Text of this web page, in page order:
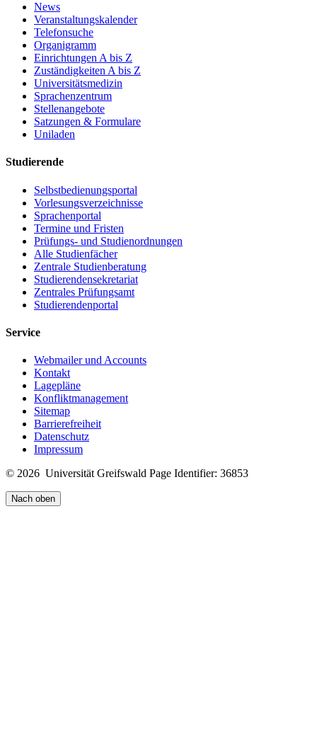
News
Veranstaltungskalender
Telefonsuche
Organigramm
Einrichtungen A bis Z
Zuständigkeiten A bis Z
Universitätsmedizin
Sprachenzentrum
Stellenangebote
Satzungen & Formulare
Uniladen
Studierende
Selbstbedienungsportal
Vorlesungsverzeichnisse
Sprachenportal
Termine und Fristen
Prüfungs- und Studienordnungen
Alle Studienfächer
Zentrale Studienberatung
Studierendensekretariat
Zentrales Prüfungsamt
Studierendenportal
Service
Webmailer und Accounts
Kontakt
Lagepläne
Konfliktmanagement
Sitemap
Barrierefreiheit
Datenschutz
Impressum
© 2026 Universität Greifswald Page Identifier: 36853
Nach oben